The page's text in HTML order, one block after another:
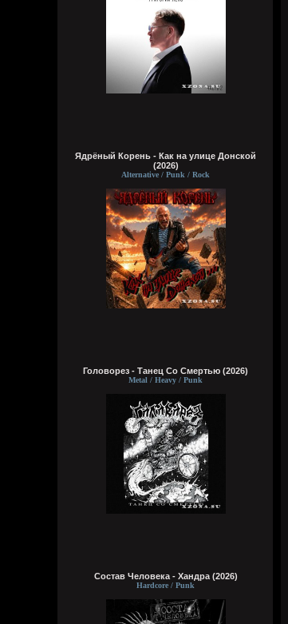
Ядрёный Корень - Как на улице Донской
(2026)
Alternative / Punk / Rock
Головорез - Tанец Со Смертью (2026)
Metal / Heavy / Punk
Состав Человека - Хандра (2026)
Hardcore / Punk